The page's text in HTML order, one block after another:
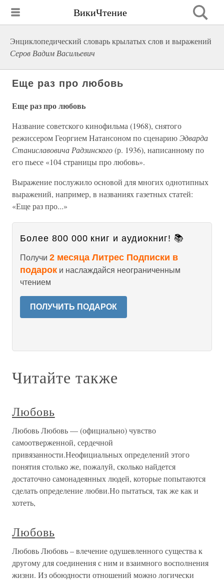
ВикиЧтение
Энциклопедический словарь крылатых слов и выражений
Серов Вадим Васильевич
Еще раз про любовь
Еще раз про любовь
Название советского кинофильма (1968), снятого
режиссером Георгием Натансоном по сценариюЭдварда
Станиславовича Радзинского(р. 1936), написанному по
его пьесе «104 страницы про любовь».
Выражение послужило основой для многих однотипных
выражений, например, в названиях газетных статей:
«Еще раз про...»
Более 800 000 книг и аудиокниг! 📚
Получи 2 месяца Литрес Подписки в
подарок и наслаждайся неограниченным
чтением
ПОЛУЧИТЬ ПОДАРОК
Читайте также
Любовь
Любовь Любовь — (официально) чувство
самоотверженной, сердечной
привязанности.Неофициальных определений этого
понятия столько же, пожалуй, сколько найдется
достаточно самонадеянных людей, которые попытаются
сделать определение любви.Но пытаться, так же как и
хотеть,
Любовь
Любовь Любовь – влечение одушевленного существа к
другому для соединения с ним и взаимного восполнения
жизни. Из обоюдности отношений можно логически